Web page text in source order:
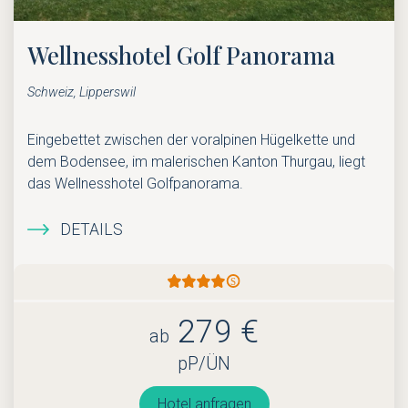
Wellnesshotel Golf Panorama
Schweiz, Lipperswil
Eingebettet zwischen der voralpinen Hügelkette und
dem Bodensee, im malerischen Kanton Thurgau, liegt
das Wellnesshotel Golfpanorama.
DETAILS
ab 279 €
pP/ÜN
Hotel anfragen